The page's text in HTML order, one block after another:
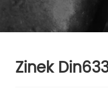
Zinek